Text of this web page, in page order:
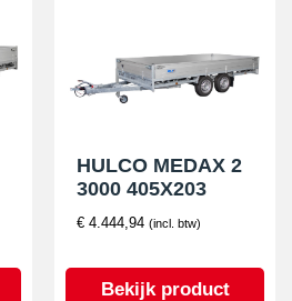
HULCO MEDAX 2
3000 405X203
€ 4.444,94 (incl. btw)
Bekijk product